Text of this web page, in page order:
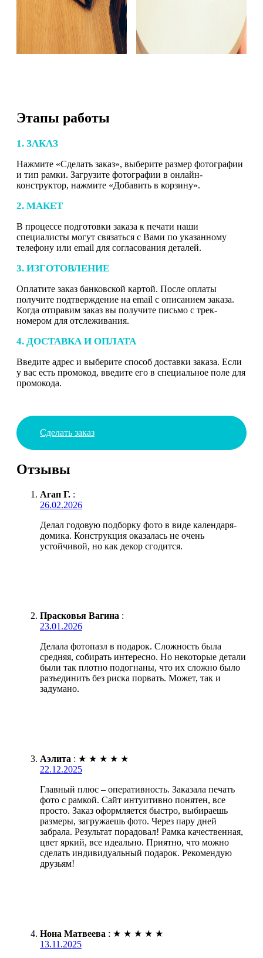
Этапы работы
1. ЗАКАЗ
Нажмите «Сделать заказ», выберите размер фотографии
и тип рамки. Загрузите фотографии в онлайн-
конструктор, нажмите «Добавить в корзину».
2. МАКЕТ
В процессе подготовки заказа к печати наши
специалисты могут связаться с Вами по указанному
телефону или email для согласования деталей.
3. ИЗГОТОВЛЕНИЕ
Оплатите заказ банковской картой. После оплаты
получите подтверждение на email с описанием заказа.
Когда отправим заказ вы получите письмо с трек-
номером для отслеживания.
4. ДОСТАВКА И ОПЛАТА
Введите адрес и выберите способ доставки заказа. Если
у вас есть промокод, введите его в специальное поле для
промокода.
Сделать заказ
Отзывы
Агап Г. :
26.02.2026
Делал годовую подборку фото в виде календаря-
домика. Конструкция оказалась не очень
устойчивой, но как декор сгодится.
Прасковья Вагина :
23.01.2026
Делала фотопазл в подарок. Сложность была
средняя, собирать интересно. Но некоторые детали
были так плотно подогнаны, что их сложно было
разъединить без риска порвать. Может, так и
задумано.
Аэлита : ★ ★ ★ ★ ★
22.12.2025
Главный плюс – оперативность. Заказала печать
фото с рамкой. Сайт интуитивно понятен, все
просто. Заказ оформляется быстро, выбираешь
размеры, загружаешь фото. Через пару дней
забрала. Результат порадовал! Рамка качественная,
цвет яркий, все идеально. Приятно, что можно
сделать индивидуальный подарок. Рекомендую
друзьям!
Нона Матвеева : ★ ★ ★ ★ ★
13.11.2025